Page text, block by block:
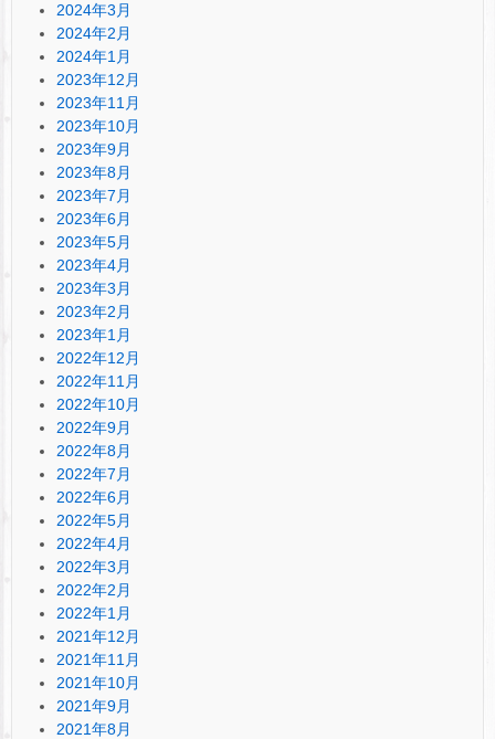
2024年3月
2024年2月
2024年1月
2023年12月
2023年11月
2023年10月
2023年9月
2023年8月
2023年7月
2023年6月
2023年5月
2023年4月
2023年3月
2023年2月
2023年1月
2022年12月
2022年11月
2022年10月
2022年9月
2022年8月
2022年7月
2022年6月
2022年5月
2022年4月
2022年3月
2022年2月
2022年1月
2021年12月
2021年11月
2021年10月
2021年9月
2021年8月